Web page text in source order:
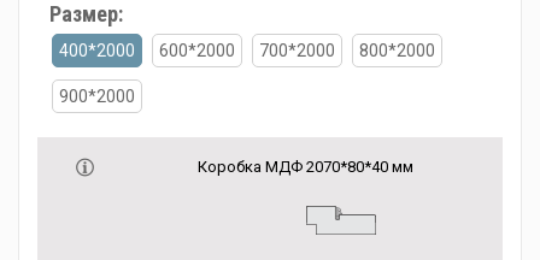
Размер:
400*2000 600*2000 700*2000 800*2000
900*2000
Коробка МДФ 2070*80*40 мм